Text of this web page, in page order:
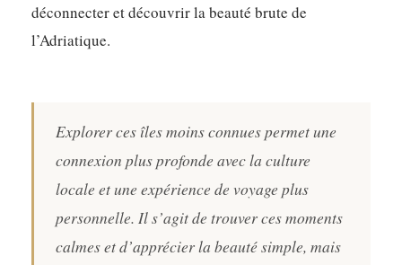
déconnecter et découvrir la beauté brute de
l’Adriatique.
Explorer ces îles moins connues permet une
connexion plus profonde avec la culture
locale et une expérience de voyage plus
personnelle. Il s’agit de trouver ces moments
calmes et d’apprécier la beauté simple, mais